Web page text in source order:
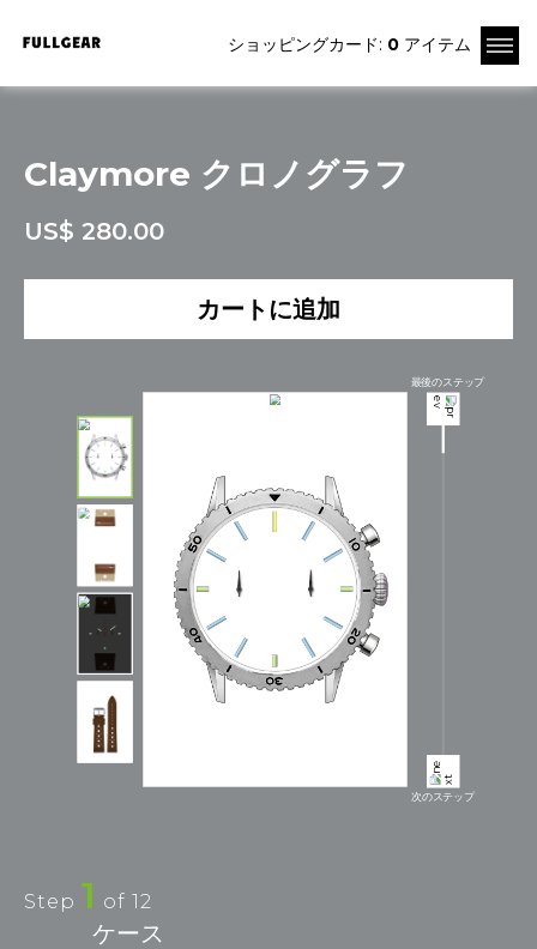
ショッピングカード: 0 アイテム
Claymore クロノグラフ
US$ 280.00
カートに追加
最後のステップ
次のステップ
Step 1 of 12
ケース